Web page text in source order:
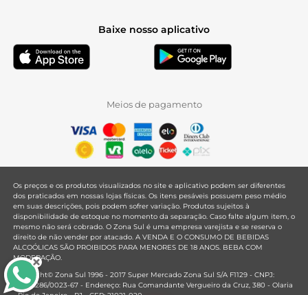
Baixe nosso aplicativo
Meios de pagamento
Os preços e os produtos visualizados no site e aplicativo podem ser diferentes
dos praticados em nossas lojas físicas. Os itens pesáveis possuem peso médio
em suas descrições, pois podem sofrer variação. Produtos sujeitos à
disponibilidade de estoque no momento da separação. Caso falte algum item, o
mesmo não será cobrado. O Zona Sul é uma empresa varejista e se reserva o
direito de não vender por atacado. A VENDA E O CONSUMO DE BEBIDAS
ALCOÓLICAS SÃO PROIBIDOS PARA MENORES DE 18 ANOS. BEBA COM
MODERAÇÃO.
Copyright© Zona Sul 1996 - 2017 Super Mercado Zona Sul S/A F1129 - CNPJ:
33.381.286/0023-67 - Endereço: Rua Comandante Vergueiro da Cruz, 380 - Olaria